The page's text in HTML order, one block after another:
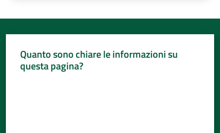
Quanto sono chiare le informazioni su
questa pagina?